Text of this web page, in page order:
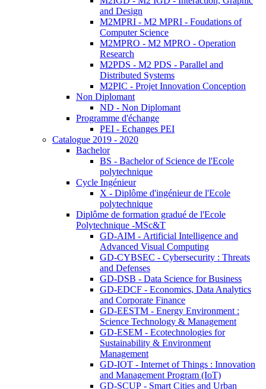
and Design
M2MPRI - M2 MPRI - Foudations of
Computer Science
M2MPRO - M2 MPRO - Operation
Research
M2PDS - M2 PDS - Parallel and
Distributed Systems
M2PIC - Projet Innovation Conception
Non Diplomant
ND - Non Diplomant
Programme d'échange
PEI - Echanges PEI
Catalogue 2019 - 2020
Bachelor
BS - Bachelor of Science de l'Ecole
polytechnique
Cycle Ingénieur
X - Diplôme d'ingénieur de l'Ecole
polytechnique
Diplôme de formation gradué de l'Ecole
Polytechnique -MSc&T
GD-AIM - Artificial Intelligence and
Advanced Visual Computing
GD-CYBSEC - Cybersecurity : Threats
and Defenses
GD-DSB - Data Science for Business
GD-EDCF - Economics, Data Analytics
and Corporate Finance
GD-EESTM - Energy Environment :
Science Technology & Management
GD-ESEM - Ecotechnologies for
Sustainability & Environment
Management
GD-IOT - Internet of Things : Innovation
and Management Program (IoT)
GD-SCUP - Smart Cities and Urban